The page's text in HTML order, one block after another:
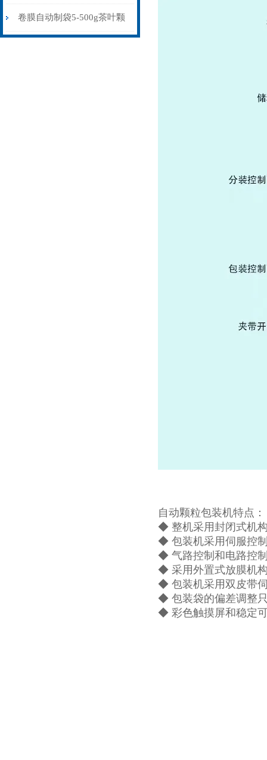
机30-70克\包背封
卷膜自动制袋5-500g茶叶颗
自动颗粒包装机特点：
◆ 整机采用封闭式机
◆ 包装机采用伺服控
◆ 气路控制和电路控
◆ 采用外置式放膜机
◆ 包装机采用双皮带
◆ 包装袋的偏差调整
◆ 彩色触摸屏和稳定